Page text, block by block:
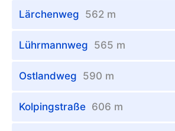
Lärchenweg 562 m
Lührmannweg 565 m
Ostlandweg 590 m
Kolpingstraße 606 m